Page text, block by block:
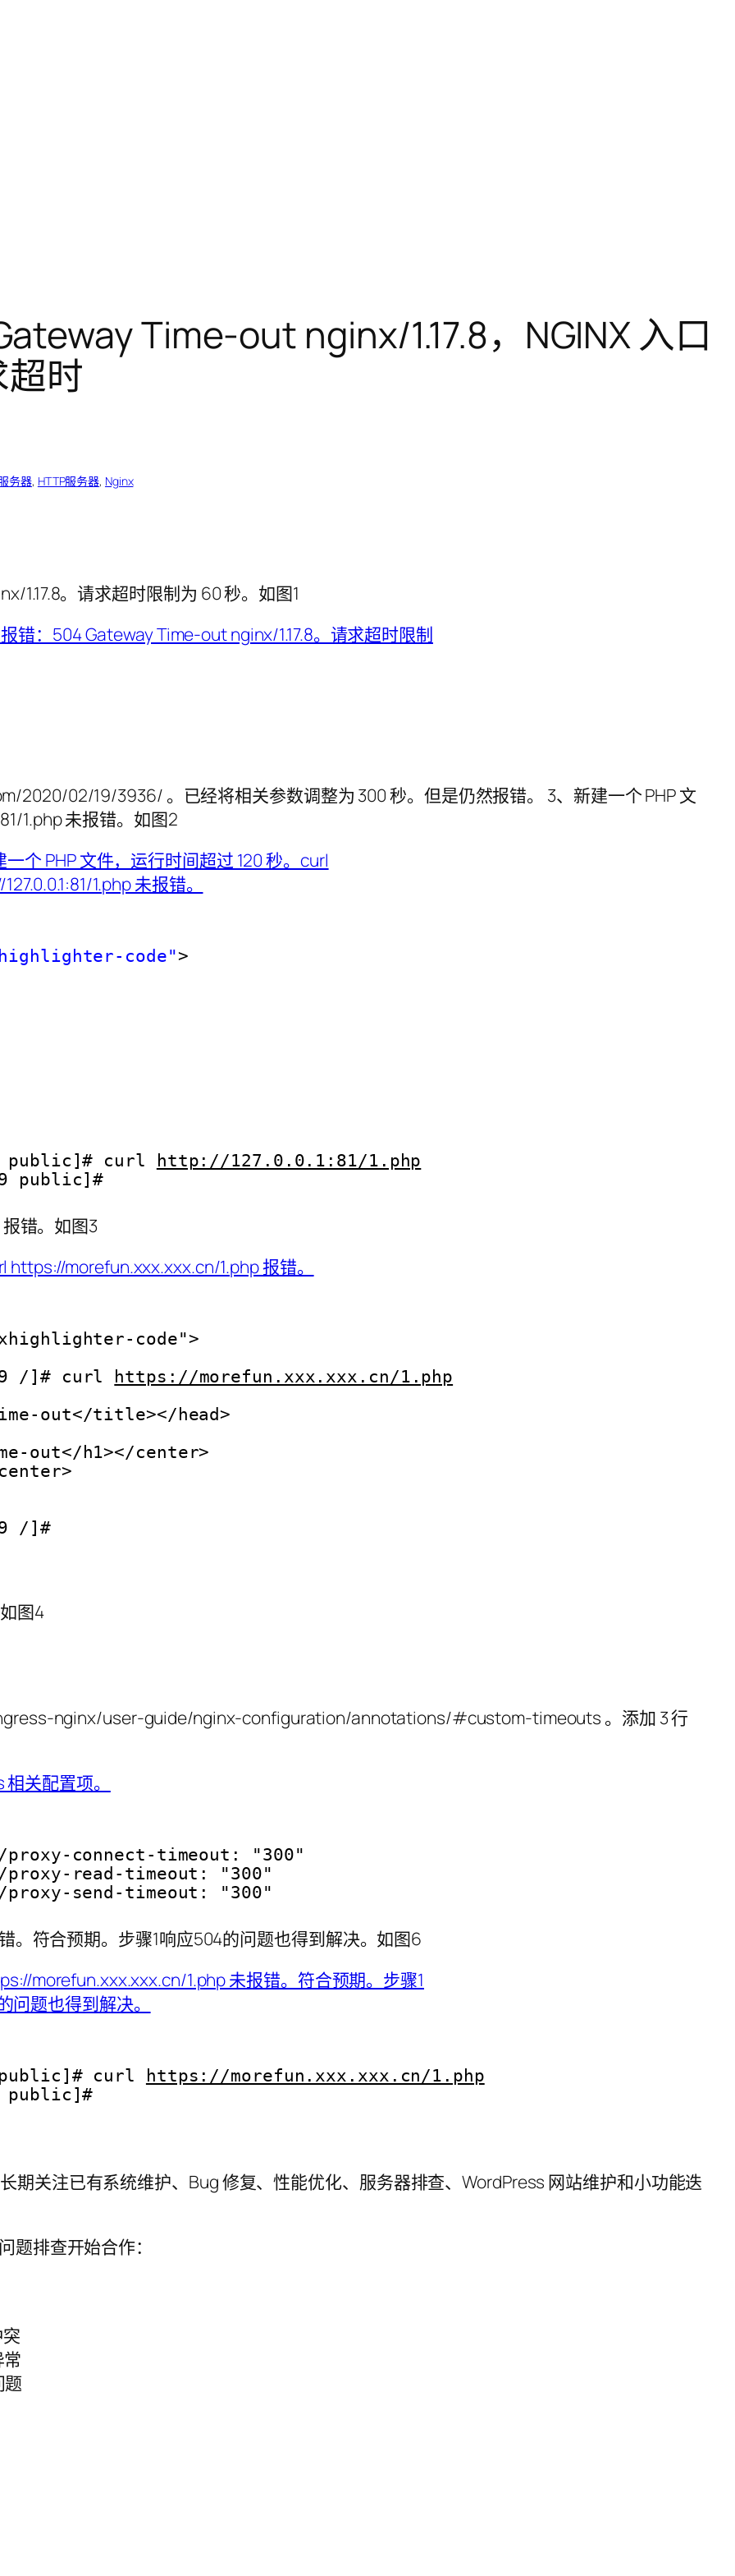
Time-out nginx/1.17.8，NGINX 入口
时
务器, HTTP服务器, Nginx
1.17.8。请求超时限制为 60 秒。如图1
2020/02/19/3936/ 。已经将相关参数调整为 300 秒。但是仍然报错。 3、新建一个 PHP 文
1.php 未报错。如图2
code">
public]# curl http://127.0.0.1:81/1.php
public]#
错。如图3
code">
/]# curl https://morefun.xxx.xxx.cn/1.php
out</title></head>
out</h1></center>
/]#
图4
nginx/user-guide/nginx-configuration/annotations/#custom-timeouts 。添加 3 行
connect-timeout: "300"
read-timeout: "300"
send-timeout: "300"
。符合预期。步骤1响应504的问题也得到解决。如图6
public]# curl https://morefun.xxx.xxx.cn/1.php
public]#
期关注已有系统维护、Bug 修复、性能优化、服务器排查、WordPress 网站维护和小功能迭
题排查开始合作：
题